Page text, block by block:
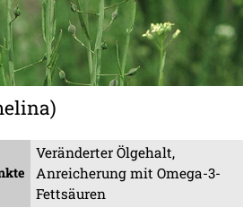
Veränderter Ölgehalt,
Anreicherung mit Omega-3-
Fettsäuren